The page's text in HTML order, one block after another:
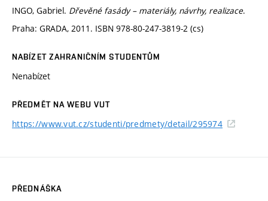
INGO, Gabriel. Dřevěné fasády – materiály, návrhy, realizace.
Praha: GRADA, 2011. ISBN 978-80-247-3819-2 (cs)
NABÍZET ZAHRANIČNÍM STUDENTŮM
Nenabízet
PŘEDMĚT NA WEBU VUT
https://www.vut.cz/studenti/predmety/detail/295974
PŘEDNÁŠKA